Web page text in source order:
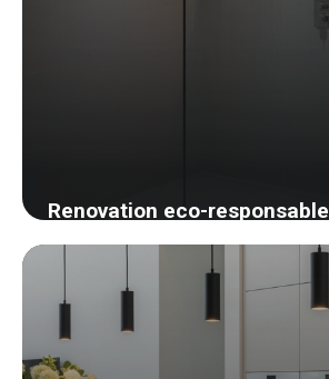
Renovation eco-
materiaux biosources que j
27 mai 2026